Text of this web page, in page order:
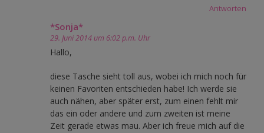
Antworten
*Sonja*
29. Juni 2014 um 6:02 p.m. Uhr
Hallo,
diese Tasche sieht toll aus, wobei ich mich noch für
keinen Favoriten entschieden habe! Ich werde sie
auch nähen, aber später erst, zum einen fehlt mir
das ein oder andere und zum zweiten ist meine
Zeit gerade etwas mau. Aber ich freue mich auf die